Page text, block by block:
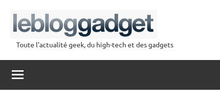
contenu
lebloggadget
Toute l'actualité geek, du high-tech et des gadgets